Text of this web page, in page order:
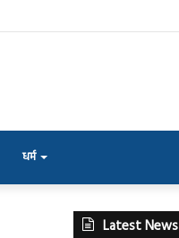
धर्म
Latest News